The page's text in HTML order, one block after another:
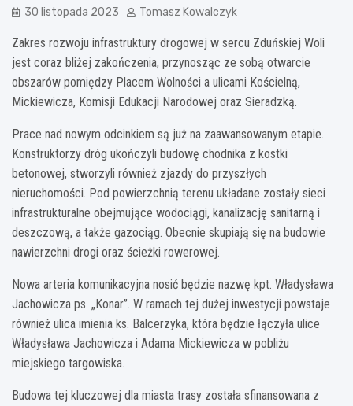
30 listopada 2023 Tomasz Kowalczyk
Zakres rozwoju infrastruktury drogowej w sercu Zduńskiej Woli
jest coraz bliżej zakończenia, przynosząc ze sobą otwarcie
obszarów pomiędzy Placem Wolności a ulicami Kościelną,
Mickiewicza, Komisji Edukacji Narodowej oraz Sieradzką.
Prace nad nowym odcinkiem są już na zaawansowanym etapie.
Konstruktorzy dróg ukończyli budowę chodnika z kostki
betonowej, stworzyli również zjazdy do przyszłych
nieruchomości. Pod powierzchnią terenu układane zostały sieci
infrastrukturalne obejmujące wodociągi, kanalizację sanitarną i
deszczową, a także gazociąg. Obecnie skupiają się na budowie
nawierzchni drogi oraz ścieżki rowerowej.
Nowa arteria komunikacyjna nosić będzie nazwę kpt. Władysława
Jachowicza ps. „Konar”. W ramach tej dużej inwestycji powstaje
również ulica imienia ks. Balcerzyka, która będzie łączyła ulice
Władysława Jachowicza i Adama Mickiewicza w pobliżu
miejskiego targowiska.
Budowa tej kluczowej dla miasta trasy została sfinansowana z